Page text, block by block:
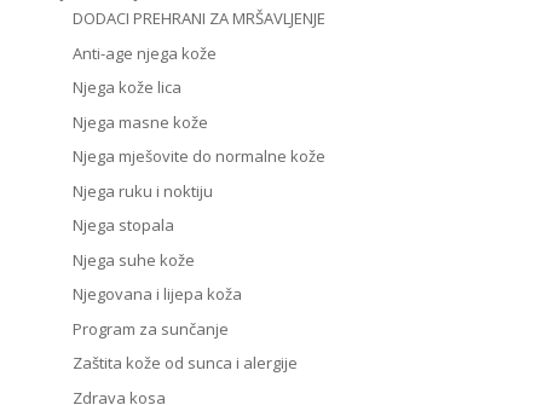
DODACI PREHRANI ZA MRŠAVLJENJE
Anti-age njega kože
Njega kože lica
Njega masne kože
Njega mješovite do normalne kože
Njega ruku i noktiju
Njega stopala
Njega suhe kože
Njegovana i lijepa koža
Program za sunčanje
Zaštita kože od sunca i alergije
Zdrava kosa